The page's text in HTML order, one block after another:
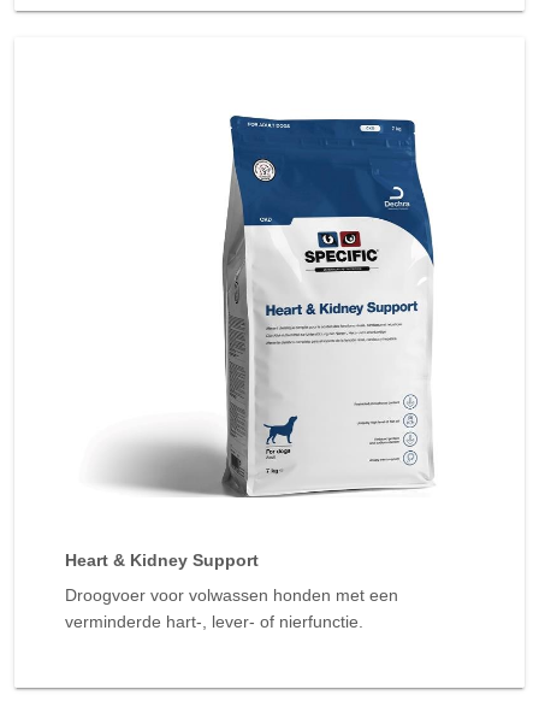
Heart & Kidney Support
Droogvoer voor volwassen honden met een
verminderde hart-, lever- of nierfunctie.